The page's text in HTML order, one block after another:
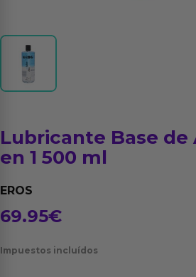
Lubricante Base de
en 1 500 ml
EROS
69.95€
Impuestos incluídos